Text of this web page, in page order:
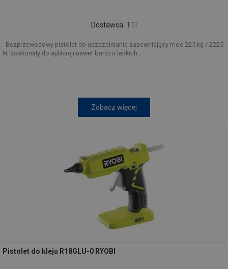
Dostawca: TTI
- Bezprzewodowy pistolet do uszczelniania zapewniający moc 225 kg / 2225
N, doskonały do aplikacji nawet bardzo lepkich...
Zobacz więcej
Pistolet do kleju R18GLU-0 RYOBI